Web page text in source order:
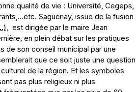
qualité de vie : Université, Cegeps,
Saguenay, issue de la fusion
est dirigée par le maire Jean
en plein débat sur les pratiques
de son conseil municipal par une
que ce soit juste une question
de la région. Et les symboles
pas plus religieux ni plus